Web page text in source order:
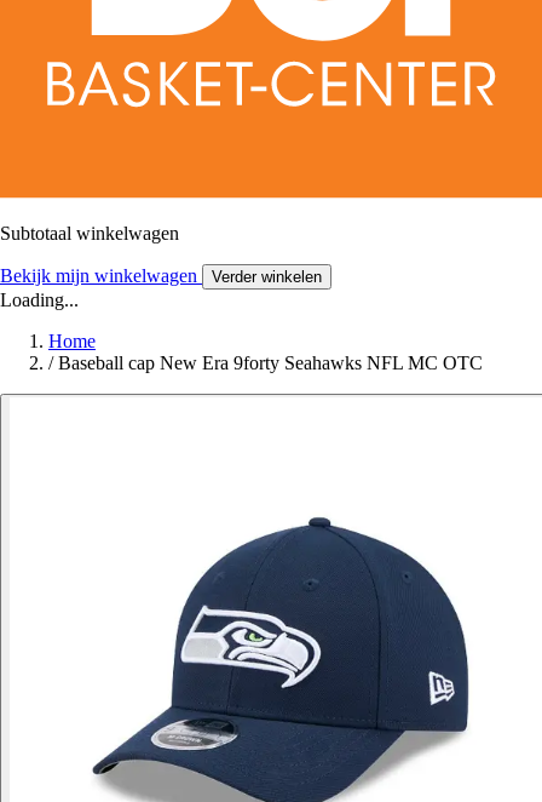
Subtotaal winkelwagen
Bekijk mijn winkelwagen Verder winkelen
Loading...
Home
/ Baseball cap New Era 9forty Seahawks NFL MC OTC